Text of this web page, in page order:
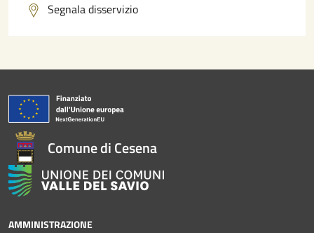
Segnala disservizio
Comune di Cesena
AMMINISTRAZIONE